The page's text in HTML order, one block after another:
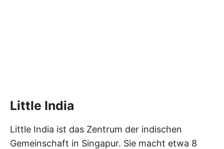
Little India
Little India ist das Zentrum der indischen
Gemeinschaft in Singapur. Sie macht etwa 8